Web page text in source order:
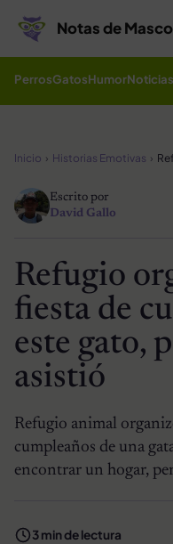
Notas de
PerrosGatosHumorNoticias
Inicio Historias Emotivas
Escrito por
David Gallo
Refugio
fiesta de
este gato,
asistió
Refugio animal
cumpleaños de una
encontrar un hogar,
3 min de lectura